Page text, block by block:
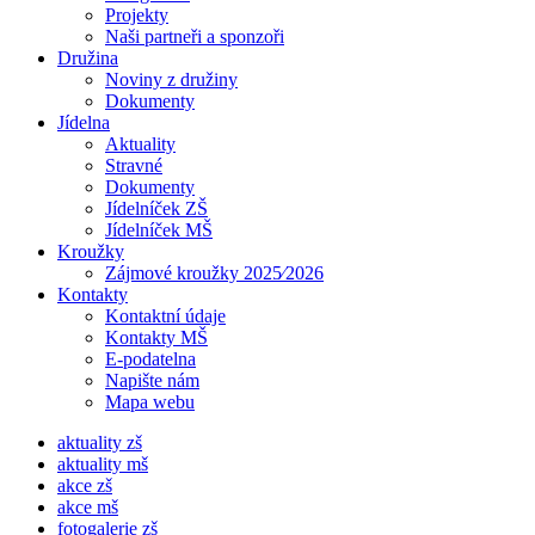
Projekty
Naši partneři a sponzoři
Družina
Noviny z družiny
Dokumenty
Jídelna
Aktuality
Stravné
Dokumenty
Jídelníček ZŠ
Jídelníček MŠ
Kroužky
Zájmové kroužky 2025⁄2026
Kontakty
Kontaktní údaje
Kontakty MŠ
E-podatelna
Napište nám
Mapa webu
aktuality zš
aktuality mš
akce zš
akce mš
fotogalerie zš